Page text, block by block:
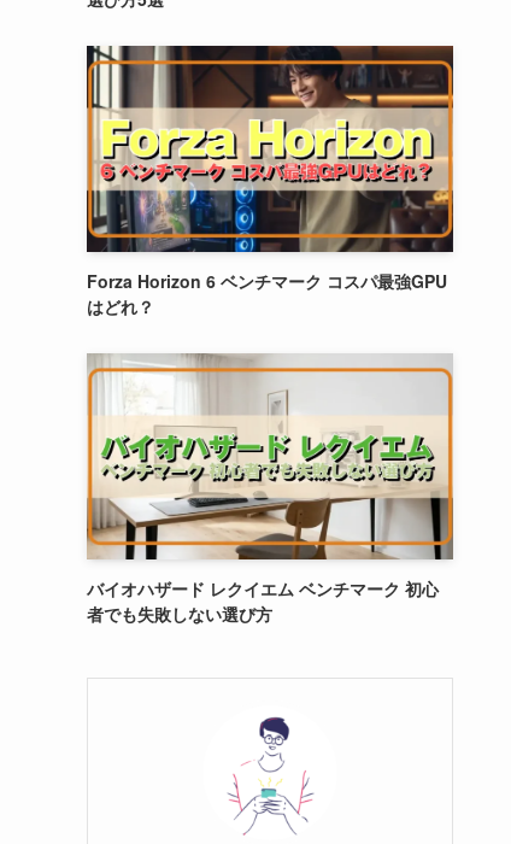
Forza Horizon 6 ベンチマーク コスパ最強GPU
はどれ？
バイオハザード レクイエム ベンチマーク 初心
者でも失敗しない選び方